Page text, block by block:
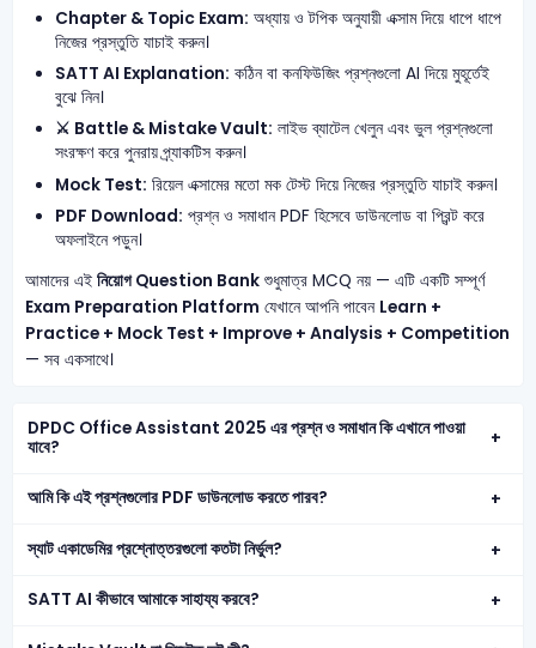
Chapter & Topic Exam: অধ্যায় ও টপিক অনুযায়ী এক্সাম দিয়ে ধাপে ধাপে
নিজের প্রস্তুতি যাচাই করুন।
SATT AI Explanation: কঠিন বা কনফিউজিং প্রশ্নগুলো AI দিয়ে মুহূর্তেই
বুঝে নিন।
⚔️ Battle & Mistake Vault: লাইভ ব্যাটেল খেলুন এবং ভুল প্রশ্নগুলো
সংরক্ষণ করে পুনরায় প্র্যাকটিস করুন।
Mock Test: রিয়েল এক্সামের মতো মক টেস্ট দিয়ে নিজের প্রস্তুতি যাচাই করুন।
PDF Download: প্রশ্ন ও সমাধান PDF হিসেবে ডাউনলোড বা প্রিন্ট করে
অফলাইনে পড়ুন।
আমাদের এই নিয়োগ Question Bankশুধুমাত্র MCQ নয় — এটি একটি সম্পূর্ণ
Exam Preparation Platform যেখানে আপনি পাবেন Learn +
Practice + Mock Test + Improve + Analysis + Competition
— সব একসাথে।
DPDC Office Assistant 2025 এর প্রশ্ন ও সমাধান কি এখানে পাওয়া
যাবে?
আমি কি এই প্রশ্নগুলোর PDF ডাউনলোড করতে পারব?
স্যাট একাডেমির প্রশ্নোত্তরগুলো কতটা নির্ভুল?
SATT AI কীভাবে আমাকে সাহায্য করবে?